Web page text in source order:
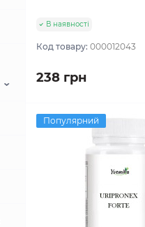
В наявності
Код товару: 000012043
238 грн
Популярний